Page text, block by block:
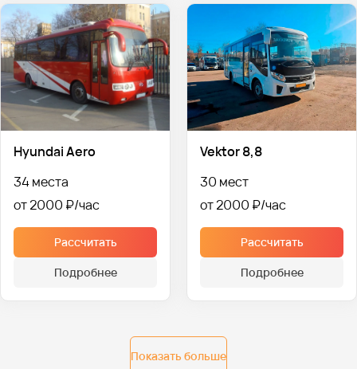
Hyundai Aero
34 места
от 2000 ₽
Рассчитать
Подробнее
Vektor 8,8
30 мест
от 2000 ₽
Рассчитать
Подробнее
Показать больше